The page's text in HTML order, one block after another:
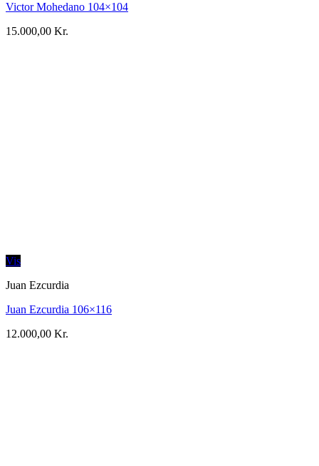
Victor Mohedano 104×104
15.000,00 Kr.
Vis
Juan Ezcurdia
Juan Ezcurdia 106×116
12.000,00 Kr.